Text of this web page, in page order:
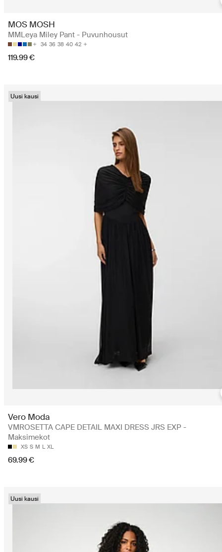
MOS MOSH
MMLeya Miley Pant - Puvunhousut
34 36 38 40 42
119.99 €
Uusi kausi
Vero Moda
VMROSETTA CAPE DETAIL MAXI DRESS JRS EXP -
Maksimekot
XS S M L XL
69.99 €
Uusi kausi